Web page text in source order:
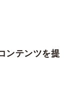
ンテンツを提